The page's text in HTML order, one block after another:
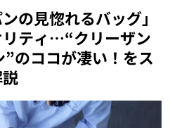
の見惚れるバッグ」
ティ…“クリーザン
のココが凄い！をス